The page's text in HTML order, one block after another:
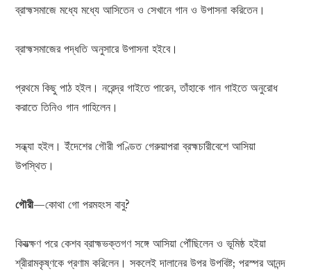
ব্রাহ্মসমাজে মধ্যে মধ্যে আসিতেন ও সেখানে গান ও উপাসনা করিতেন।
ব্রাহ্মসমাজের পদ্ধতি অনুসারে উপাসনা হইবে।
প্রথমে কিছু পাঠ হইল। নরেন্দ্র গাইতে পারেন, তাঁহাকে গান গাইতে অনুরোধ
করাতে তিনিও গান গাহিলেন।
সন্ধ্যা হইল। ইঁদেশের গৌরী পণ্ডিত গেরুয়াপরা ব্রহ্মচারীবেশে আসিয়া
উপস্থিত।
গৌরী—কোথা গো পরমহংস বাবু?
কিয়ত্ক্ষণ পরে কেশব ব্রাহ্মভক্তগণ সঙ্গে আসিয়া পৌঁছিলেন ও ভূমিষ্ঠ হইয়া
শ্রীরামকৃষ্ণকে প্রণাম করিলেন। সকলেই দালানের উপর উপবিষ্ট; পরস্পর আনন্দ